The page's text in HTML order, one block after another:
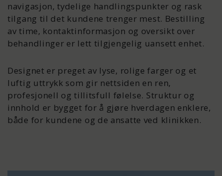
navigasjon, tydelige handlingspunkter og rask
tilgang til det kundene trenger mest. Bestilling
av time, kontaktinformasjon og oversikt over
behandlinger er lett tilgjengelig uansett enhet.
Designet er preget av lyse, rolige farger og et
luftig uttrykk som gir nettsiden en ren,
profesjonell og tillitsfull følelse. Struktur og
innhold er bygget for å gjøre hverdagen enklere,
både for kundene og de ansatte ved klinikken.